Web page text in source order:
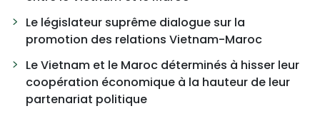
Le législateur suprême dialogue sur la
promotion des relations Vietnam-Maroc
Le Vietnam et le Maroc déterminés à hisser leur
coopération économique à la hauteur de leur
partenariat politique